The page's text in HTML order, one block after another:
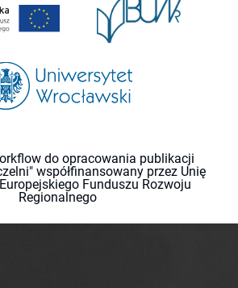
do opracowania publikacji
współfinansowany przez Unię
Funduszu Rozwoju
Regionalnego